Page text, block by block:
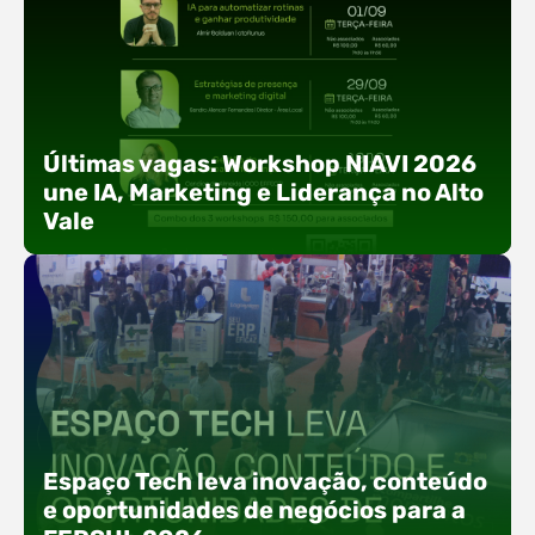
Últimas vagas: Workshop NIAVI 2026
une IA, Marketing e Liderança no Alto
Vale
Com o objetivo de impulsionar a produtividade, a
presença digital e a gestão nas empresas do
Alto Vale, o Núcleo de Tecnologia da Informação
(NIAVI), Polo ACATE-ACIRS, realiza a edição
Espaço Tech leva inovação, conteúdo
e oportunidades de negócios para a